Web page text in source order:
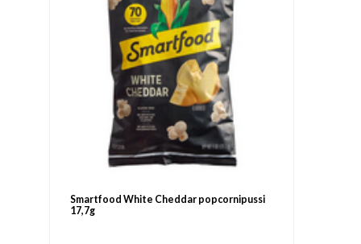
Smartfood White Cheddar popcornipussi
17,7g